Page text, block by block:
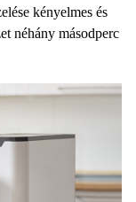
kényelmes és
néhány másodperc